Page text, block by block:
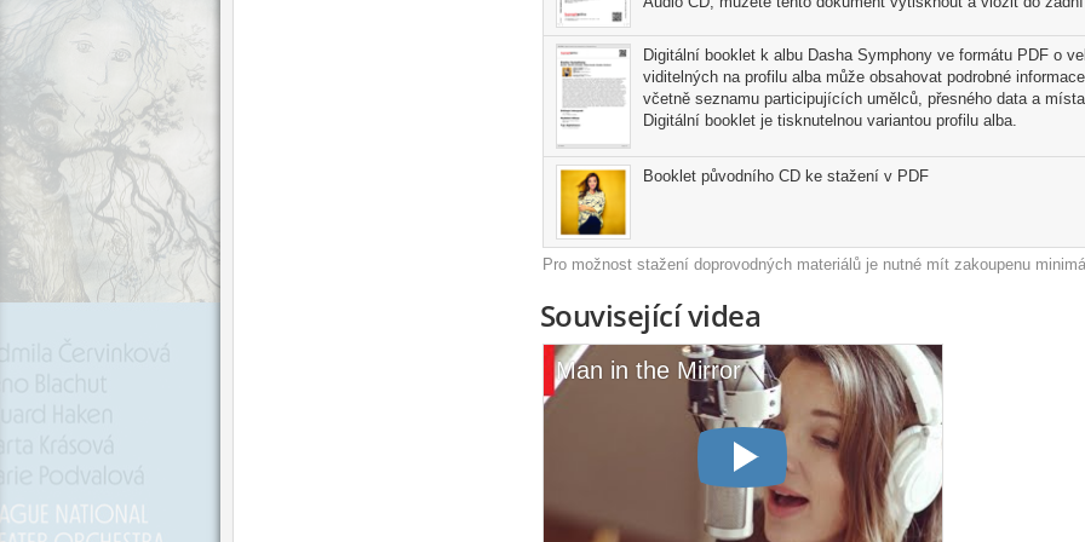
důstojně vůči originálům. Všechny písně jsou dlouhodobě zařazeny
také v průběhu minulých let objevily v populárním televizním pořadu
Zní zde převážně angličtina, ale i francouzština a italština, a navíc ve
zde na oficiálně vydané nahrávce objeví i 15 let stará původní
v koncertním programu Dashy.
Dasha Symphony je pomyslným soundtrackem hudebního života
Worry 'bout a Thing (Stevie Wonder), Fantasy (Earth Wind And Fire),
Get Here (Oleta Adams), Fields Of Gold (Sting) nebo Man In The
vznikl i nový videoklip, a další. Speciální pozornost pak určitě zaslouží
barokního skladatele Tomaso Albinoniho s italským textem Lary
hudební projekt, bořící všechny pomyslné hranice.
Digitální booklet k albu Dasha Symphony ve formátu PDF o
viditelných na profilu alba může obsahovat podrobné
včetně seznamu participujících umělců, přesného data a
Digitální booklet je tisknutelnou variantou profilu alba.
Booklet původního CD ke stažení v PDF
Pro možnost stažení doprovodných materiálů je nutné mít zakoupenu
Související videa
Man in the Mirror